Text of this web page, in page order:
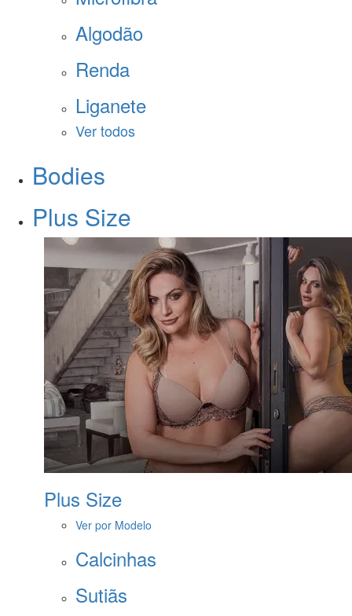
Algodão
Renda
Liganete
Ver todos
Bodies
Plus Size
Plus Size
Ver por Modelo
Calcinhas
Sutiãs